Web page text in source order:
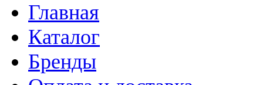
Главная
Каталог
Бренды